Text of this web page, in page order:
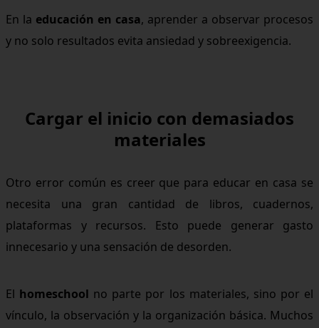
En la educación en casa, aprender a observar procesos
y no solo resultados evita ansiedad y sobreexigencia.
Cargar el inicio con demasiados
materiales
Otro error común es creer que para educar en casa se
necesita una gran cantidad de libros, cuadernos,
plataformas y recursos. Esto puede generar gasto
innecesario y una sensación de desorden.
El homeschool no parte por los materiales, sino por el
vínculo, la observación y la organización básica. Muchos